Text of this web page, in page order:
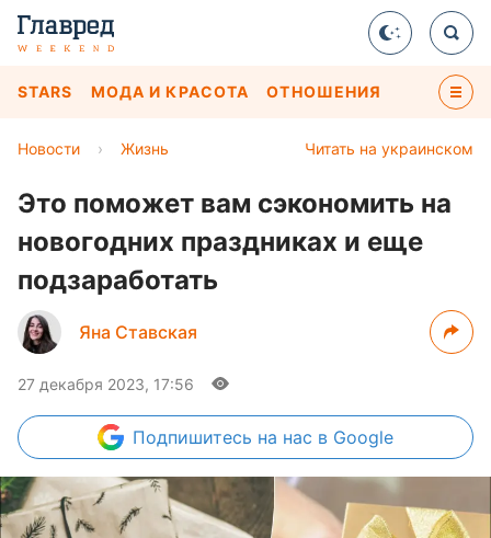
STARS МОДА И КРАСОТА ОТНОШЕНИЯ
Читать на украинском
Новости › Жизнь
Это поможет вам сэкономить на
новогодних праздниках и еще
подзаработать
Яна Ставская
27 декабря 2023, 17:56
Подпишитесь на нас в Google